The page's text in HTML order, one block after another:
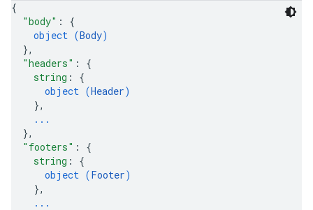
{
"body" : {
object (Body)
},
"headers" : {
string : {
object (Header)
},
...
},
"footers" : {
string : {
object (Footer)
},
...